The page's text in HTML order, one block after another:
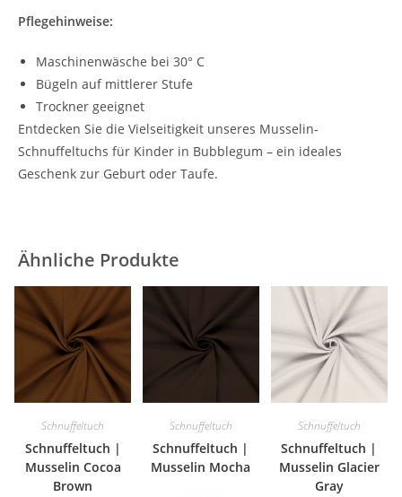
Pflegehinweise:
Maschinenwäsche bei 30° C
Bügeln auf mittlerer Stufe
Trockner geeignet
Entdecken Sie die Vielseitigkeit unseres Musselin-
Schnuffeltuchs für Kinder in Bubblegum – ein ideales
Geschenk zur Geburt oder Taufe.
Ähnliche Produkte
Schnuffeltuch
Schnuffeltuch |
Musselin Cocoa
Brown
Schnuffeltuch
Schnuffeltuch |
Musselin Mocha
Schnuffeltuch
Schnuffeltuch |
Musselin Glacier
Gray